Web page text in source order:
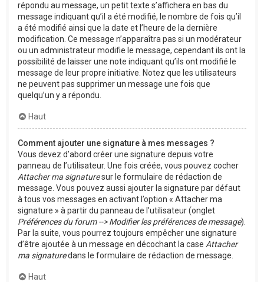
répondu au message, un petit texte s’affichera en bas du
message indiquant qu’il a été modifié, le nombre de fois qu’il
a été modifié ainsi que la date et l’heure de la dernière
modification. Ce message n’apparaîtra pas si un modérateur
ou un administrateur modifie le message, cependant ils ont la
possibilité de laisser une note indiquant qu’ils ont modifié le
message de leur propre initiative. Notez que les utilisateurs
ne peuvent pas supprimer un message une fois que
quelqu’un y a répondu.
Haut
Comment ajouter une signature à mes messages ?
Vous devez d’abord créer une signature depuis votre
panneau de l’utilisateur. Une fois créée, vous pouvez cocher
Attacher ma signaturesur le formulaire de rédaction de
message. Vous pouvez aussi ajouter la signature par défaut
à tous vos messages en activant l’option « Attacher ma
signature » à partir du panneau de l’utilisateur (onglet
Préférences du forum --> Modifier les préférences de message).
Par la suite, vous pourrez toujours empêcher une signature
d’être ajoutée à un message en décochant la case Attacher
ma signaturedans le formulaire de rédaction de message.
Haut